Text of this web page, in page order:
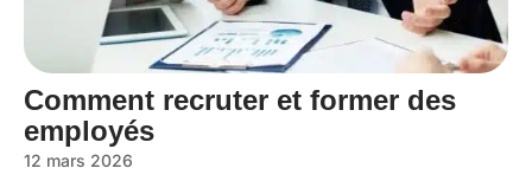
Comment recruter et former des
employés
12 mars 2026